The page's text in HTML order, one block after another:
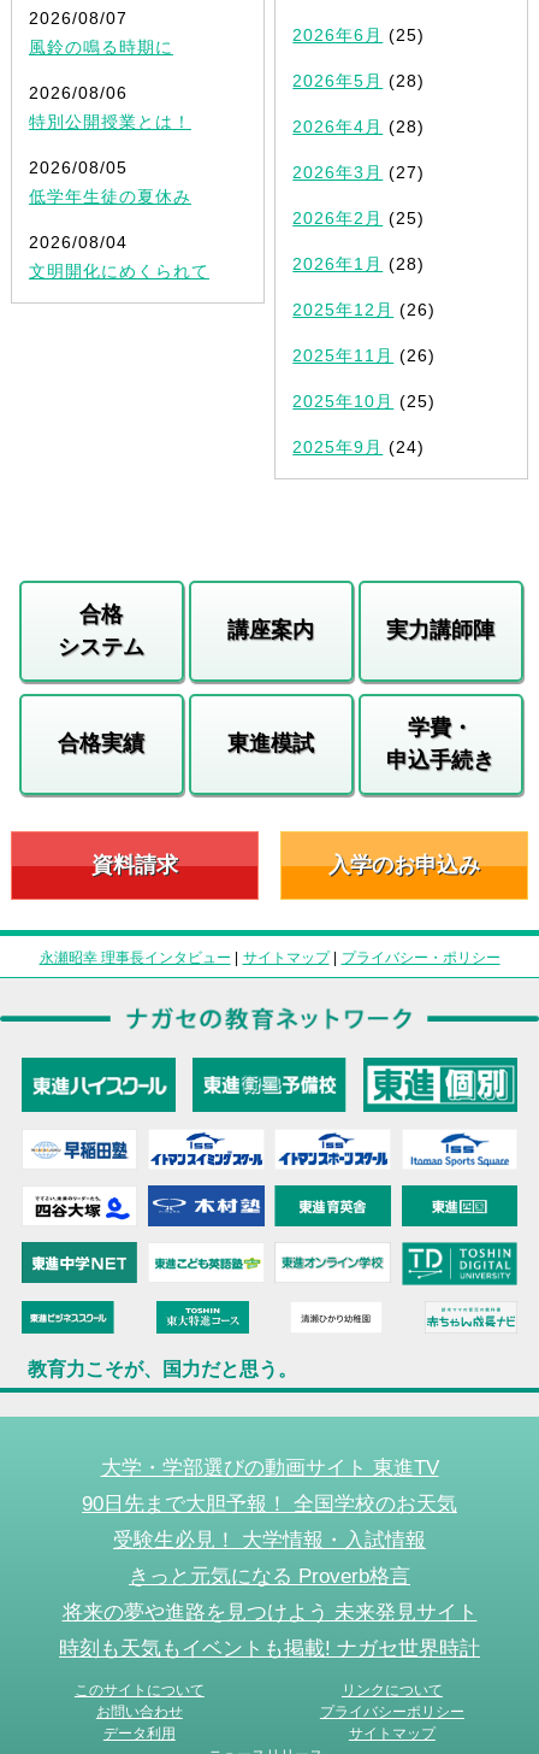
2026/08/07
風鈴の鳴る時期に
2026/08/06
特別公開授業とは！
2026/08/05
低学年生徒の夏休み
2026/08/04
文明開化にめくられて
2026年6月 (25)
2026年5月 (28)
2026年4月 (28)
2026年3月 (27)
2026年2月 (25)
2026年1月 (28)
2025年12月 (26)
2025年11月 (26)
2025年10月 (25)
2025年9月 (24)
合格
システム
講座案内 実力講師陣
合格実績 東進模試
学費・
申込手続き
資料請求 入学のお申込み
永瀬昭幸 理事長インタビュー | サイトマップ| プライバシー・ポリシー
教育力こそが、国力だと思う。
大学・学部選びの動画サイト 東進TV
90日先まで大胆予報！ 全国学校のお天気
受験生必見！ 大学情報・入試情報
きっと元気になる Proverb格言
将来の夢や進路を見つけよう 未来発見サイト
時刻も天気もイベントも掲載! ナガセ世界時計
このサイトについて
リンクについて
お問い合わせ
プライバシーポリシー
データ利用
サイトマップ